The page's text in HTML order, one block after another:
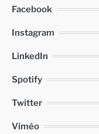
Facebook
Instagram
LinkedIn
Spotify
Twitter
Viméo